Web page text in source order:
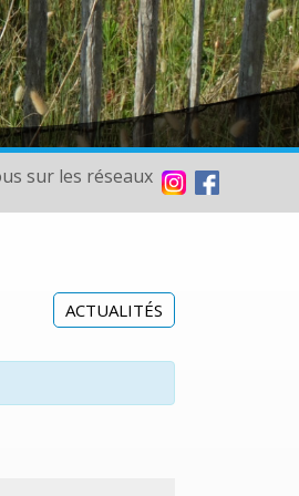
sur les réseaux
ACTUALITÉS